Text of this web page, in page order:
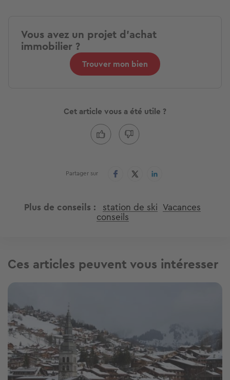
Vous avez un projet d'achat
immobilier ?
Trouver mon bien
Cet article vous a été utile ?
Partager sur
Plus de conseils station de ski Vacances
conseils
Ces articles peuvent vous intéresser
Image